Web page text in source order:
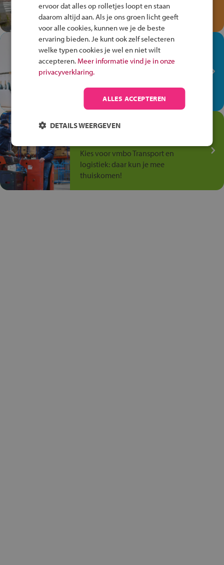
Speel het Fiets Veilig Verkeersspel
en win een Cortina-fiets!
In de winkel ben je op je
plek!
Ontdek via het vmbo jouw talent
op de winkelvloer, waar elke dag
anders is!
Jouw talent in de
Kies voor vmbo Transport en
logistiek: daar kun je mee
thuiskomen!
ervoor dat alles op rolletjes loopt en staan
daarom altijd aan. Als je ons groen licht geeft
voor alle cookies, kunnen we je de beste
ervaring bieden. Je kunt ook zelf selecteren
welke typen cookies je wel en niet wilt
accepteren. Meer informatie vind je in onze
privacyverklaring.
ALLES ACCEPTEREN
DETAILS WEERGEVEN